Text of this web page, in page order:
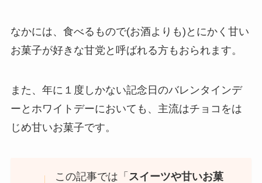
なかには、食べるもので(お酒よりも)とにかく甘い
お菓子が好きな甘党と呼ばれる方もおられます。
また、年に１度しかない記念日のバレンタインデ
ーとホワイトデーにおいても、主流はチョコをは
じめ甘いお菓子です。
この記事では「 スイーツや甘いお菓